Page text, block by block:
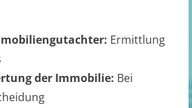
Ermittlung
der Immobilie: Bei